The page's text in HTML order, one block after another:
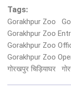
Tags:
Gorakhpur Zoo
Gorakhpur Zoo
Gorakhpur Zoo
Gorakhpur Zoo
गोरखपुर चिड़ियाघर